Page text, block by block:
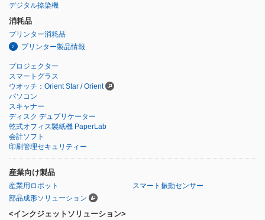
デジタル捺染機
消耗品
プリンター消耗品
プリンター製品情報
プロジェクター
スマートグラス
ウオッチ：Orient Star / Orient
パソコン
スキャナー
ディスク デュプリケーター
乾式オフィス製紙機 PaperLab
会計ソフト
印刷管理セキュリティー
産業向け製品
産業用ロボット
スマート振動センサー
部品成形ソリューション
<インクジェットソリューション>